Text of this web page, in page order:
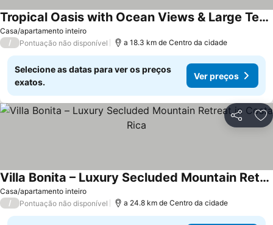
Casa/apartamento inteiro
Tropical Oasis with Ocean Views & Large Terrace
Ver preços
/ Pontuação não disponível a 18.3 km de Centro da cidade
Selecione as datas para ver os preços
exatos.
Ver preços
Partilhar
Casa/apartamento inteiro
Villa Bonita – Luxury Secluded Mountain Retreat in Costa Rica
Ver preços
/ Pontuação não disponível a 24.8 km de Centro da cidade